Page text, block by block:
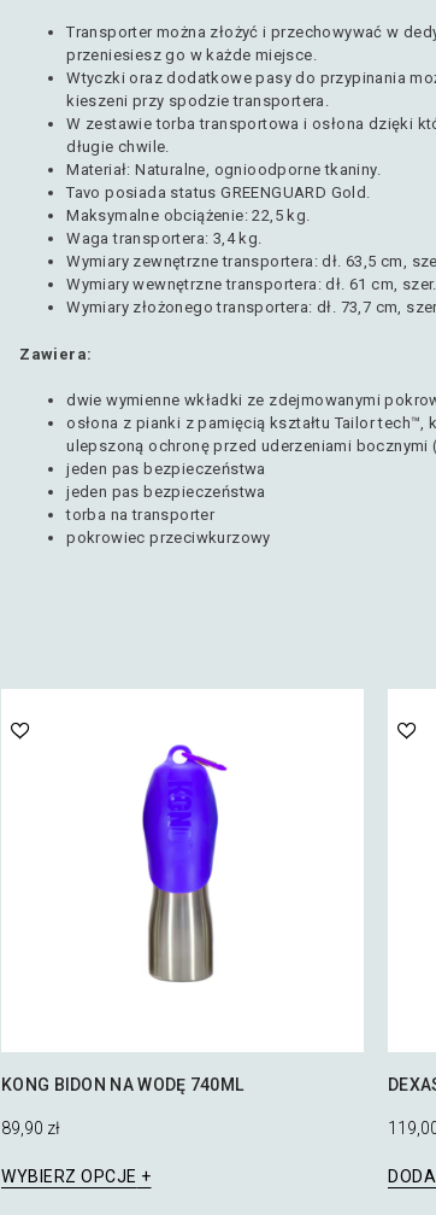
Transporter można złożyć i przechowywać w
przeniesiesz go w każde miejsce.
Wtyczki oraz dodatkowe pasy do przypinania
kieszeni przy spodzie transportera.
W zestawie torba transportowa i osłona dzięki
długie chwile.
Materiał: Naturalne, ognioodporne tkaniny.
Tavo posiada status GREENGUARD Gold.
Maksymalne obciążenie: 22,5 kg.
Waga transportera: 3,4 kg.
Wymiary zewnętrzne transportera : dł. 63,5 cm,
Wymiary wewnętrzne transportera : dł. 61 cm,
Wymiary złożonego transportera: dł. 73,7 cm,
Zawiera:
dwie wymienne wkładki ze zdejmowanymi
osłona z pianki z pamięcią kształtu Tailor tech™,
ulepszoną ochronę przed uderzeniami bocznymi
jeden pas bezpieczeństwa
jeden pas bezpieczeństwa
torba na transporter
pokrowiec przeciwkurzowy
KONG BIDON NA WODĘ 740ML
89,90 zł
WYBIERZ OPCJE
produkt